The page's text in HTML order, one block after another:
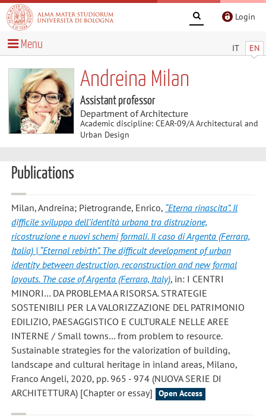
Login
IT EN
Menu
Andreina Milan
Assistant professor
Department of Architecture
Academic discipline: CEAR-09/A Architectural and
Urban Design
Publications
Milan, Andreina; Pietrogrande, Enrico, “Eterna rinascita”. Il
difficile sviluppo dell’identità urbana tra distruzione,
ricostruzione e nuovi schemi formali. Il caso di Argenta (Ferrara,
Italia) | “Eternal rebirth”. The difficult development of urban
identity between destruction, reconstruction and new formal
layouts. The case of Argenta (Ferrara, Italy), in: I CENTRI
MINORI… DA PROBLEMA A RISORSA. STRATEGIE
SOSTENIBILI PER LA VALORIZZAZIONE DEL PATRIMONIO
EDILIZIO, PAESAGGISTICO E CULTURALE NELLE AREE
INTERNE / Small towns… from problem to resource.
Sustainable strategies for the valorization of building,
landscape and cultural heritage in inland areas, Milano,
Franco Angeli, 2020, pp. 965 - 974 (NUOVA SERIE DI
ARCHITETTURA) [Chapter or essay]
Open Access